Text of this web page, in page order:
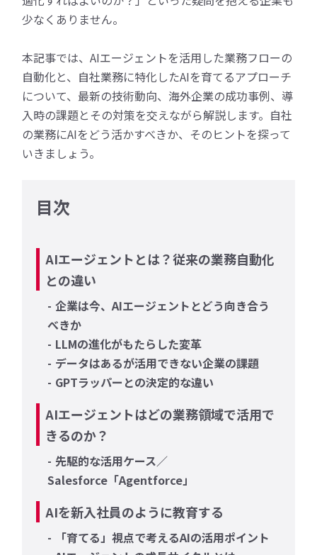
少なくありません。
本記事では、AIエージェントを活用した業務フローの
自動化と、自社業務に特化したAIを育てるアプローチ
について、最新の技術動向、海外企業の成功事例、導
入時の課題とその対策を交えながら解説します。自社
の業務にAIをどう活かすべきか、そのヒントを探って
いきましょう。
目次
AIエージェントとは？従来の業務自動化
との違い
企業は今、AIエージェントとどう向き合う
べきか
LLMの進化がもたらした変革
データはあるが活用できない企業の課題
GPTラッパーとの決定的な違い
AIエージェントはどの業務領域で活用で
きるのか？
先駆的な活用ケース／
Salesforce「Agentforce」
AIを新入社員のように教育する
「育てる」視点で考えるAIの活用ポイント